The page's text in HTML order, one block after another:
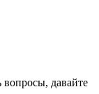
вопросы, давайте